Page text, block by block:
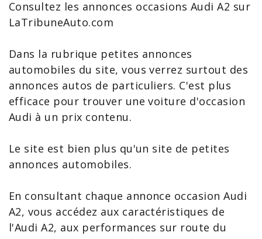
Consultez les annonces occasions Audi A2 sur
LaTribuneAuto.com
Dans la rubrique petites annonces
automobiles du site, vous verrez surtout des
annonces autos de particuliers. C'est plus
efficace pour trouver unevoiture d'occasion
Audi à un prix contenu.
Le site est bien plus qu'un site de petites
annonces automobiles.
En consultant chaque annonce occasion Audi
A2, vous accédez aux caractéristiques de
l'Audi A2, aux performances sur route du